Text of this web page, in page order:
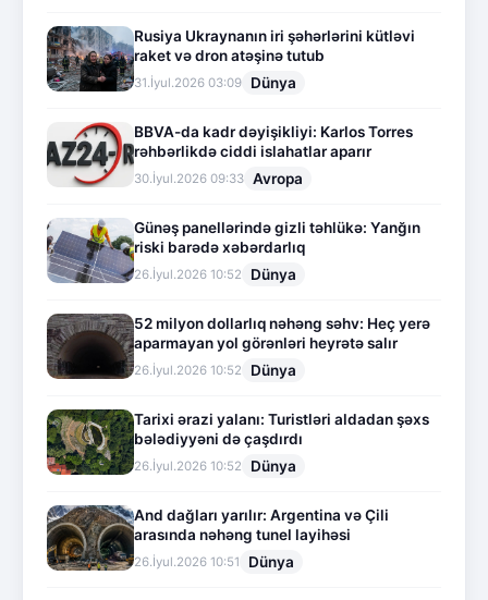
Rusiya Ukraynanın iri şəhərlərini kütləvi
raket və dron atəşinə tutub
31.İyul.2026 03:09 Dünya
BBVA-da kadr dəyişikliyi: Karlos Torres
rəhbərlikdə ciddi islahatlar aparır
30.İyul.2026 09:33 Avropa
Günəş panellərində gizli təhlükə: Yanğın
riski barədə xəbərdarlıq
26.İyul.2026 10:52 Dünya
52 milyon dollarlıq nəhəng səhv: Heç yerə
aparmayan yol görənləri heyrətə salır
26.İyul.2026 10:52 Dünya
Tarixi ərazi yalanı: Turistləri aldadan şəxs
bələdiyyəni də çaşdırdı
26.İyul.2026 10:52 Dünya
And dağları yarılır: Argentina və Çili
arasında nəhəng tunel layihəsi
26.İyul.2026 10:51 Dünya